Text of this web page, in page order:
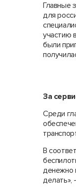
Главные
для
участию
были
За
Среди
В
денежно
делать»,